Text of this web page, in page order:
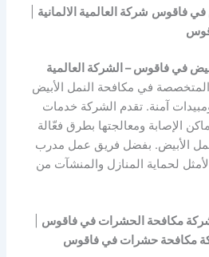
في فاقوس شركة العالمية الالمانية
في فاقوس – الشركة العالمية
في مكافحة النمل الأبيض
آمنة. تقدم الشركة خدمات
الإصابة ومعالجتها بطرق فعّالة
الأبيض. بفضل فريق عمل مدرب
لحماية المنازل والمنشآت من
مكافحة الحشرات في فاقوس
مكافحة حشرات في فاقوس